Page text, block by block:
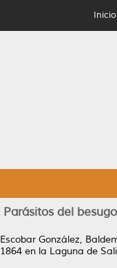
Inicio
Parásitos del
Escobar González,
1864 en la Laguna de